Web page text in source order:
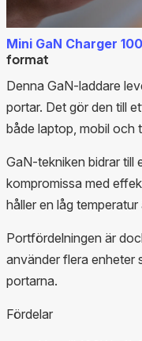
Mini GaN Charger
format
Denna GaN-laddare
portar. Det gör den till
både laptop, mobil och
GaN-tekniken bidrar till
kompromissa med
håller en låg
Portfördelningen är
använder flera enheter
portarna.
Fördelar